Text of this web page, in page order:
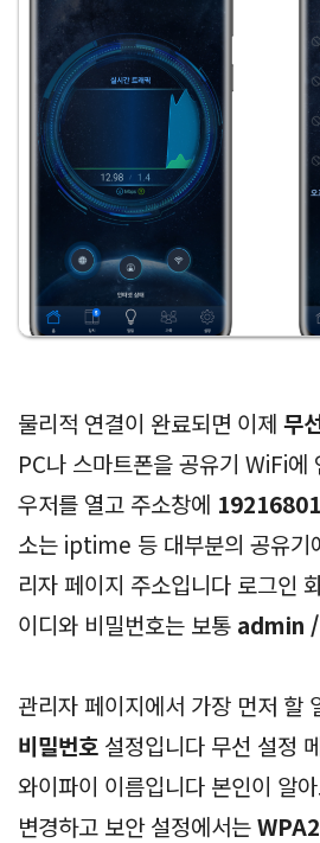
물리적 연결이 완료되면 이제 무
PC나 스마트폰을 공유기 WiFi에
우저를 열고 주소창에 19216801
소는 iptime 등 대부분의 공유기
리자 페이지 주소입니다 로그인
이디와 비밀번호는 보통 admin
관리자 페이지에서 가장 먼저 할
비밀번호 설정입니다 무선 설정
와이파이 이름입니다 본인이 알
변경하고 보안 설정에서는